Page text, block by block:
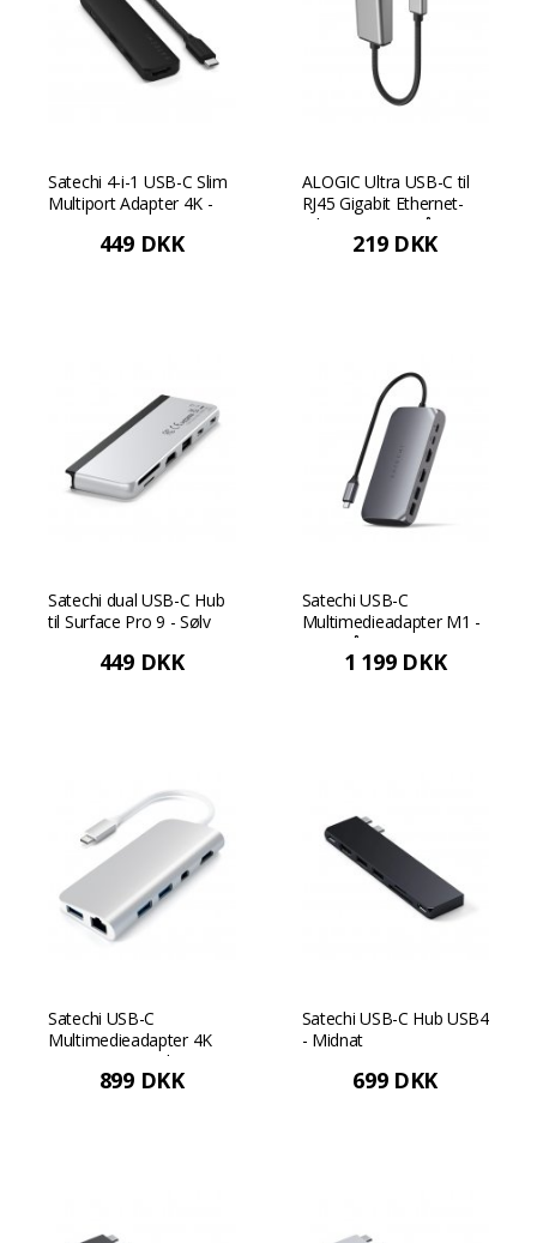
Satechi 4-i-1 USB-C Slim
Multiport Adapter 4K -
449 DKK
ALOGIC Ultra USB-C til
RJ45 Gigabit Ethernet-
adapter - Rumgrå
219 DKK
Satechi dual USB-C Hub
til Surface Pro 9 - Sølv
449 DKK
Satechi USB-C
Multimedieadapter M1 -
Rumgrå
1 199 DKK
Satechi USB-C
Multimedieadapter 4K
HDMI/Mini DisplayPort
Gigabit Ethernet - Sølv
899 DKK
Satechi USB-C Hub USB4
- Midnat
699 DKK